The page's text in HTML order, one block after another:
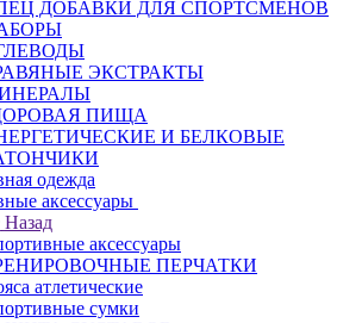
ДОБАВКИ ДЛЯ СПОРТСМЕНОВ
ЭКСТРАКТЫ
ПИЩА
И БЕЛКОВЫЕ
одежда
аксессуары
Назад
аксессуары
ПЕРЧАТКИ
атлетические
сумки